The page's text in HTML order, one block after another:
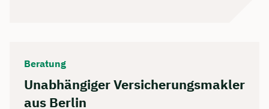
Beratung
Unabhängiger Versicherungsmakler
aus Berlin